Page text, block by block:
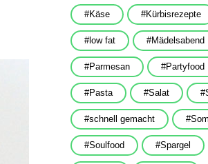
Käse Kürbisrezepte
low fat Mädelsabend
Parmesan Partyfood
Pasta Salat
schnell gemacht
Soulfood Spargel